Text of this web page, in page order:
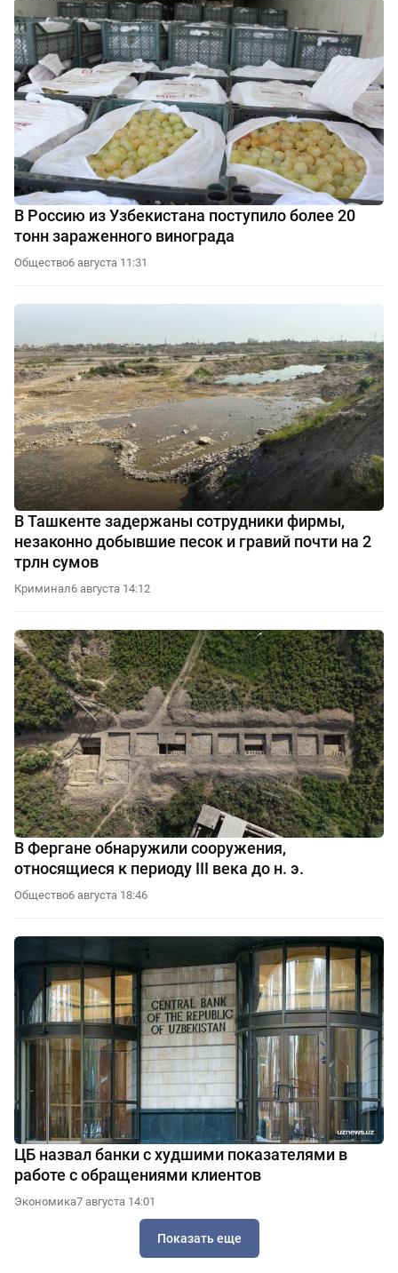
В Россию из Узбекистана поступило более 20
тонн зараженного винограда
Общество6 августа 11:31
В Ташкенте задержаны сотрудники фирмы,
незаконно добывшие песок и гравий почти на 2
трлн сумов
Криминал6 августа 14:12
В Фергане обнаружили сооружения,
относящиеся к периоду III века до н. э.
Общество6 августа 18:46
ЦБ назвал банки с худшими показателями в
работе с обращениями клиентов
Экономика7 августа 14:01
Показать еще